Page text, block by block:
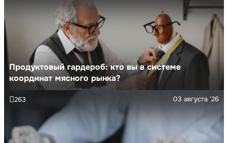
Продуктовый гардероб: кто вы в системе
координат мясного рынка?
03 августа '26
263